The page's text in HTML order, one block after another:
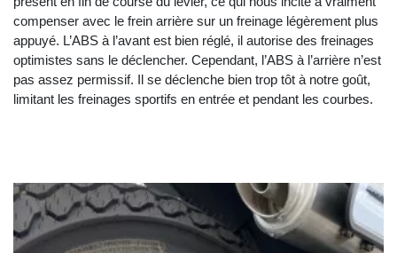
compenser avec le frein arrière sur un freinage légèrement plus
appuyé. L’ABS à l’avant est bien réglé, il autorise des freinages
optimistes sans le déclencher. Cependant, l’ABS à l’arrière n’est
pas assez permissif. Il se déclenche bien trop tôt à notre goût,
limitant les freinages sportifs en entrée et pendant les courbes.